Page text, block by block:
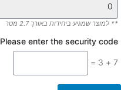
** למוצר שמגיע ביחידות באורך 2.7 מטר
Please enter the security code
7 + 3 =